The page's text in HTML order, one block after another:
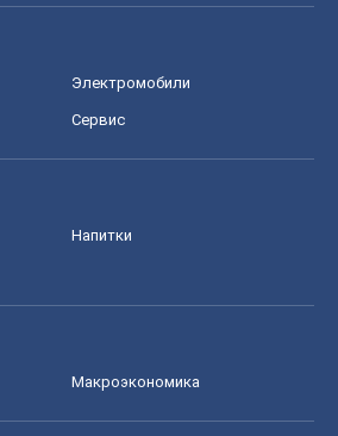
Электромобили
Сервис
Напитки
Mакроэкономика